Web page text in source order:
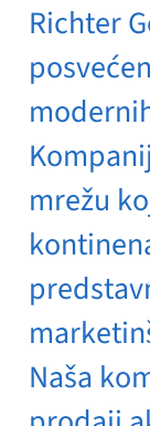
Richter
mrežu
Naša